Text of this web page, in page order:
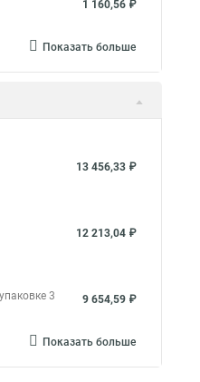
1 160,56 ₽
Показать больше
13 456,33 ₽
12 213,04 ₽
3
9 654,59 ₽
Показать больше